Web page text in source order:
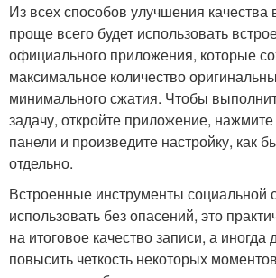
Из всех способов улучшения качества
проще всего будет использовать
официального приложения, которые
максимальное количество
минимального сжатия. Чтобы
задачу, откройте приложение,
панели и произведите настройку, как
отдельно.
Встроенные инструменты социальной
использовать без опасений, это
на итоговое качество записи, а иногда
повысить четкость некоторых